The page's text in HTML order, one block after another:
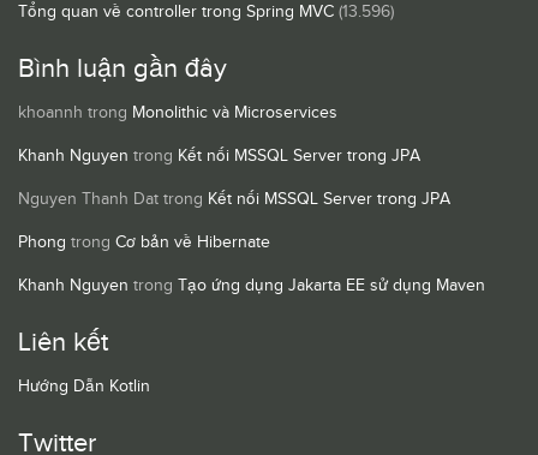
Tổng quan về controller trong Spring MVC (13.596)
Bình luận gần đây
khoannh trong Monolithic và Microservices
Khanh Nguyen trong Kết nối MSSQL Server trong JPA
Nguyen Thanh Dat trong Kết nối MSSQL Server trong JPA
Phong trong Cơ bản về Hibernate
Khanh Nguyen trong Tạo ứng dụng Jakarta EE sử dụng Maven
Liên kết
Hướng Dẫn Kotlin
Twitter